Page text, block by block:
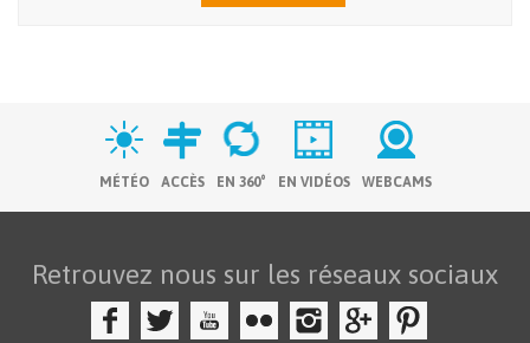
MÉTÉO ACCÈS EN 360° EN VIDÉOS WEBCAMS
Retrouvez nous sur les réseaux sociaux